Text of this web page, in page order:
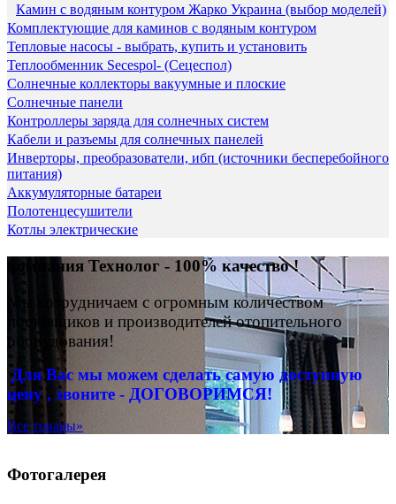
Камин с водяным контуром Жарко Украина (выбор моделей)
Комплектующие для каминов с водяным контуром
Тепловые насосы - выбрать, купить и установить
Теплообменник Secespol- (Сецеспол)
Солнечные коллекторы вакуумные и плоские
Солнечные панели
Контроллеры заряда для солнечных систем
Кабели и разъемы для солнечных панелей
Инверторы, преобразователи, ибп (источники бесперебойного
питания)
Аккумуляторные батареи
Полотенцесушители
Котлы электрические
компания Технолог - 100% качество !
Мы сотрудничаем с огромным количеством
поставщиков и производителей отопительного
оборудования!
Для Вас мы можем сделать самую доступную
цену , звоните - ДОГОВОРИМСЯ!
Все товары»
Фотогалерея